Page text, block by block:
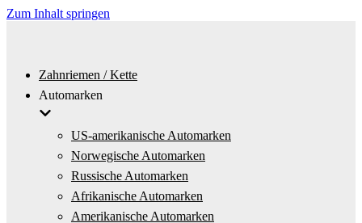
Zum Inhalt springen
Zahnriemen / Kette
Automarken
US-amerikanische Automarken
Norwegische Automarken
Russische Automarken
Afrikanische Automarken
Amerikanische Automarken